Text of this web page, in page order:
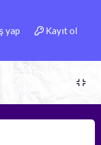
yap Kayıt ol